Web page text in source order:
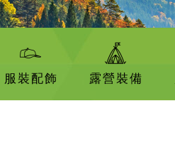
服裝配飾 露營裝備